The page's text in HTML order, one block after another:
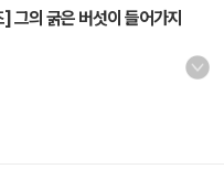
의 굵은 버섯이 들어가지